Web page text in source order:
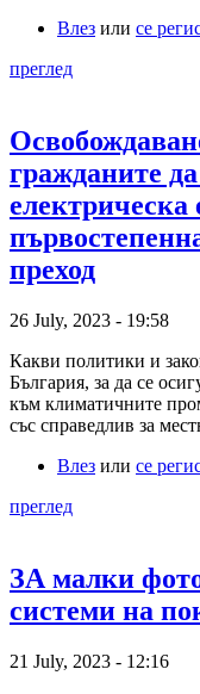
Влез или се
преглед
гражданите
електрическа
преход
26 July, 2023 - 19:58
Какви политики и
България, за да се
към климатичните
със справедлив за
Влез или се
преглед
ЗА малки
системи на
21 July, 2023 - 12:16